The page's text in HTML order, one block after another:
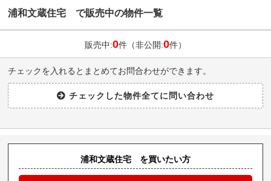
浦和文蔵住宅 で販売中の物件一覧
販売中:0件（非公開:0件）
チェックを入れるとまとめてお問合わせができます。
浦和文蔵住宅 を買いたい方